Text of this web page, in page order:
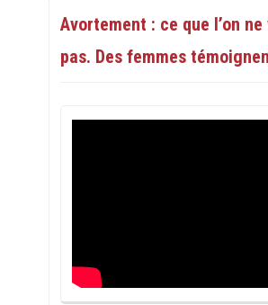
Avortement : ce que l’on
pas. Des femmes